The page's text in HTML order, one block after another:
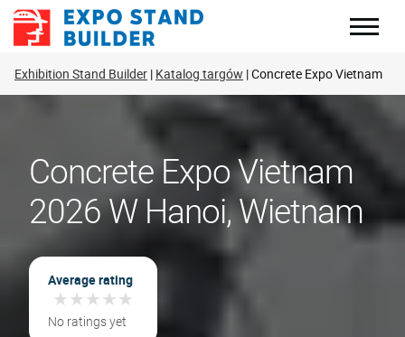
Skip
Exhibition Stand Builder Katalog targów Concrete Expo Vietnam
Concrete Expo Vietnam
2026 W Hanoi, Wietnam
Average rating
★★★★★
★★★★★
No ratings yet